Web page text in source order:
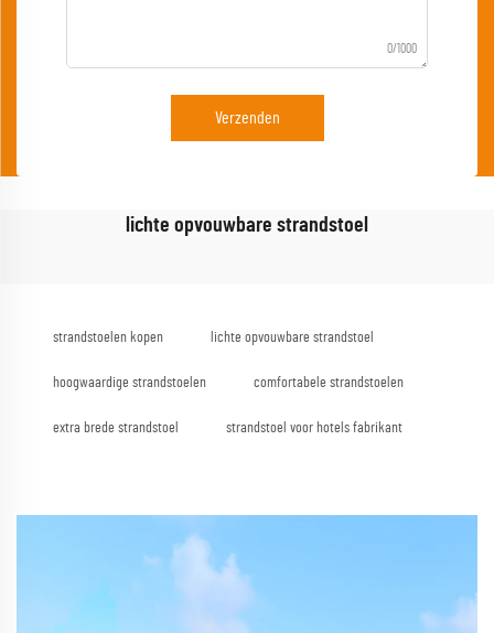
0/1000
Verzenden
lichte opvouwbare strandstoel
strandstoelen kopen lichte opvouwbare strandstoel
hoogwaardige strandstoelen comfortabele strandstoelen
extra brede strandstoel strandstoel voor hotels fabrikant